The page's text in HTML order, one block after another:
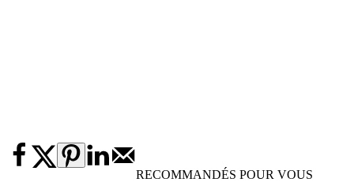
RECOMMANDÉS POUR VOUS